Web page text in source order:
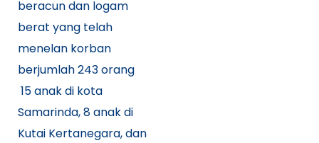
beracun dan logam
berat yang telah
menelan korban
berjumlah 243 orang
15 anak di kota
Samarinda, 8 anak di
Kutai Kertanegara, dan